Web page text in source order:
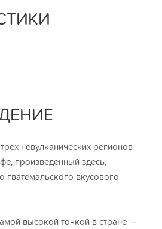
невулканических регионов
произведенный здесь,
гватемальского вкусового
высокой точкой в стране —